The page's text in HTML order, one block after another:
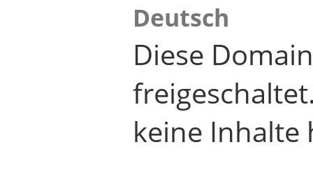
Deutsch
Diese
keine Inhalte